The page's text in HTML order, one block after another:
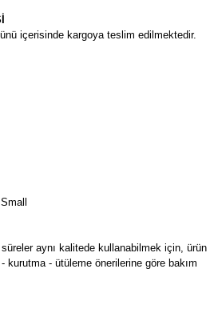
içerisinde kargoya teslim edilmektedir.
süreler aynı kalitede kullanabilmek için, ürün
kurutma - ütüleme önerilerine göre bakım